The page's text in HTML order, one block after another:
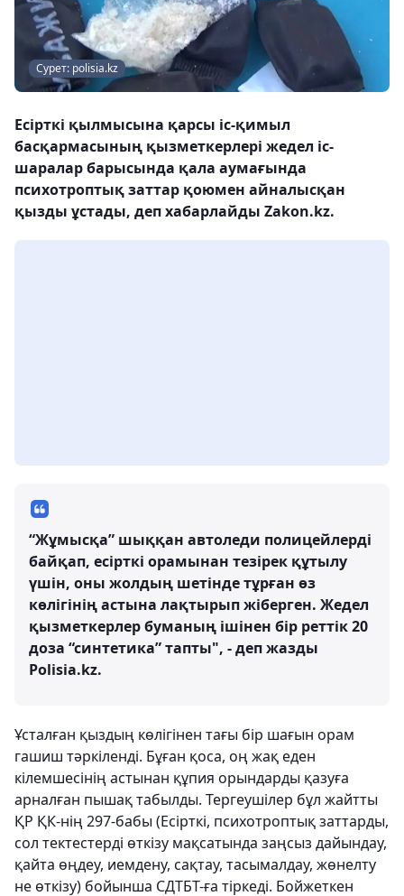
Сурет: polisia.kz
Есірткі қылмысына қарсы іс-қимыл
басқармасының қызметкерлері жедел іс-
шаралар барысында қала аумағында
психотроптық заттар қоюмен айналысқан
қызды ұстады, деп хабарлайды Zakon.kz.
“Жұмысқа” шыққан автоледи полицейлерді
байқап, есірткі орамынан тезірек құтылу
үшін, оны жолдың шетінде тұрған өз
көлігінің астына лақтырып жіберген. Жедел
қызметкерлер буманың ішінен бір реттік 20
доза “синтетика” тапты", - деп жазды
Polisia.kz.
Ұсталған қыздың көлігінен тағы бір шағын орам
гашиш тәркіленді. Бұған қоса, оң жақ еден
кілемшесінің астынан құпия орындарды қазуға
арналған пышақ табылды. Тергеушілер бұл жайтты
ҚР ҚК-нің 297-бабы (Есірткі, психотроптық заттарды,
сол тектестерді өткізу мақсатында заңсыз дайындау,
қайта өңдеу, иемдену, сақтау, тасымалдау, жөнелту
не өткізу) бойынша СДТБТ-ға тіркеді. Бойжеткен